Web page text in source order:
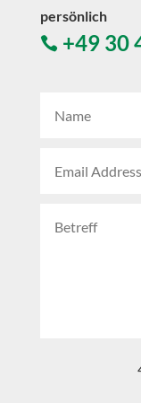
persönlich
 +49 30